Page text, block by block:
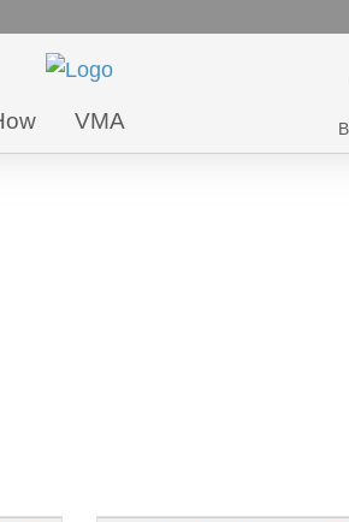
VMA